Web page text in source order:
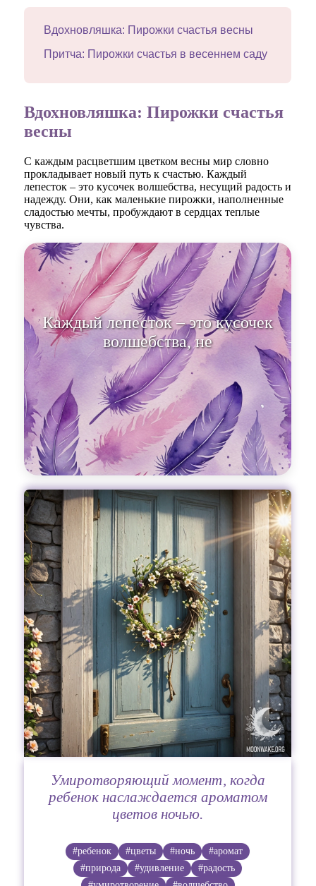
Вдохновляшка: Пирожки счастья весны
Притча: Пирожки счастья в весеннем саду
Вдохновляшка: Пирожки счастья
весны
С каждым расцветшим цветком весны мир словно
прокладывает новый путь к счастью. Каждый
лепесток – это кусочек волшебства, несущий радость и
надежду. Они, как маленькие пирожки, наполненные
сладостью мечты, пробуждают в сердцах теплые
чувства.
Каждый лепесток – это кусочек
волшебства, несущий радость и
надежду.
Умиротворяющий момент, когда
ребенок наслаждается ароматом
цветов ночью.
#ребенок #цветы #ночь
#аромат
#природа
#удивление
#радость